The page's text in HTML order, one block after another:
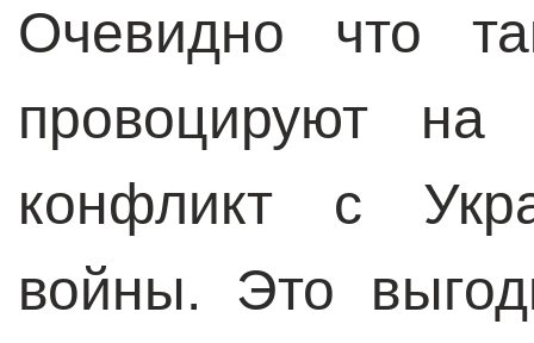
Очевидно что
провоцируют на
конфликт с
войны. Это